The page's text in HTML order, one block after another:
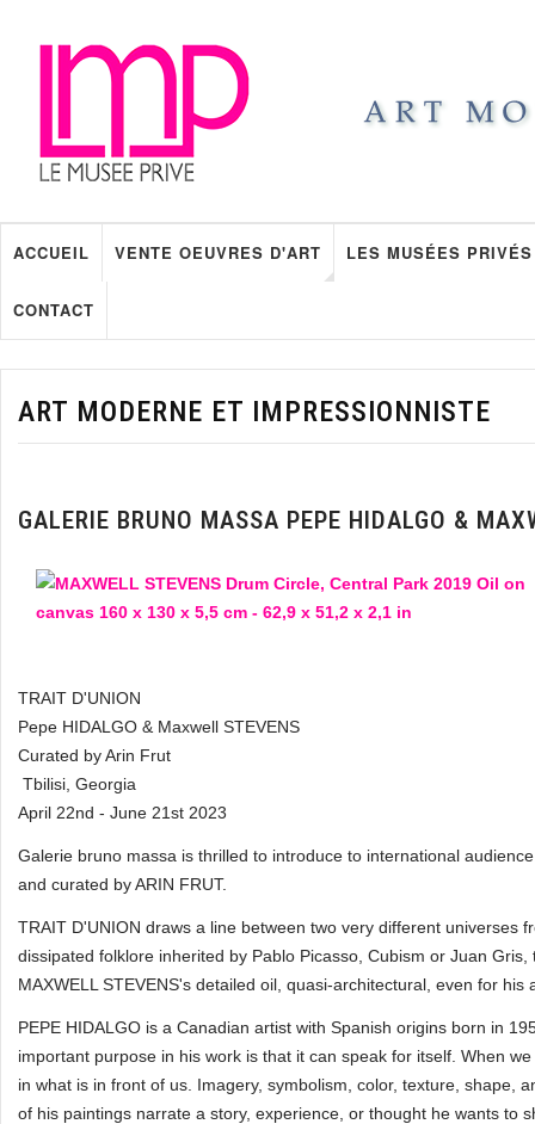
ACCUEIL VENTE OEUVRES D'ART LES MUSÉES PRIVÉS
CONTACT
ART MODERNE ET IMPRESSIONNISTE
GALERIE BRUNO MASSA PEPE HIDALGO &
TRAIT D'UNION
Pepe HIDALGO & Maxwell STEVENS
Curated by Arin Frut
Tbilisi, Georgia
April 22nd - June 21st 2023
Galerie bruno massa is thrilled to introduce to international
and curated by ARIN FRUT.
TRAIT D'UNION draws a line between two very different universes
dissipated folklore inherited by Pablo Picasso, Cubism or Juan
MAXWELL STEVENS's detailed oil, quasi-architectural, even for his
PEPE HIDALGO is a Canadian artist with Spanish origins born in
important purpose in his work is that it can speak for itself. When
in what is in front of us. Imagery, symbolism, color, texture, shape,
of his paintings narrate a story, experience, or thought he wants to